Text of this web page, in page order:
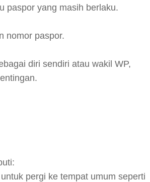
paspor yang masih berlaku.
nomor paspor.
diri sendiri atau wakil WP,
pergi ke tempat umum seperti